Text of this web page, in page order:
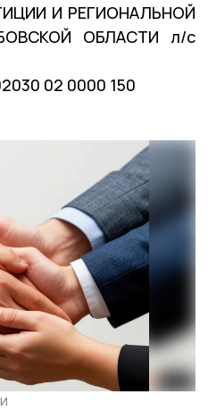
И РЕГИОНАЛЬНОЙ
ОБЛАСТИ л/с
02 0000 150